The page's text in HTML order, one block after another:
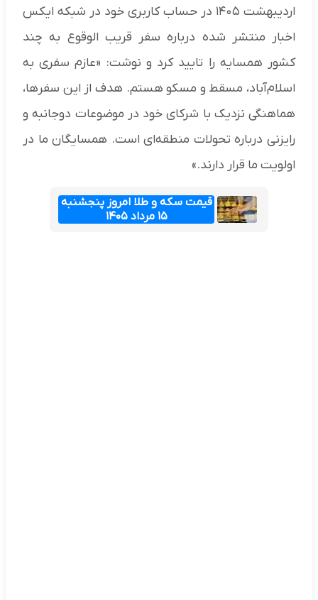
اردیبهشت ۱۴۰۵ در حساب کاربری خود در شبکه ایکس
اخبار منتشر شده درباره سفر قریب الوقوع به چند
کشور همسایه را تایید کرد و نوشت: «عازم سفری به
اسلام‌آباد، مسقط و مسکو هستم. هدف از این سفرها،
هماهنگی نزدیک با شرکای خود در موضوعات دوجانبه و
رایزنی درباره تحولات منطقه‌ای است. همسایگان ما در
اولویت ما قرار دارند.»
قیمت سکه و طلا امروز پنجشنبه
۱۵ مرداد ۱۴۰۵